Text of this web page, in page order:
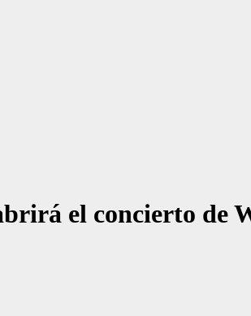
el concierto de